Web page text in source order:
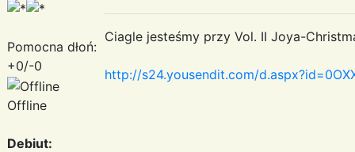
Pomocna dłoń:
+0/-0
Offline
Debiut:
Ciagle jesteśmy przy Vol. II Joya-
http://s24.yousendit.com/